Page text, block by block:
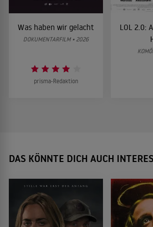
Was haben wir gelacht
DOKUMENTARFILM • 2026
prisma-Redaktion
LOL 2.0:
DAS KÖNNTE DICH AUCH